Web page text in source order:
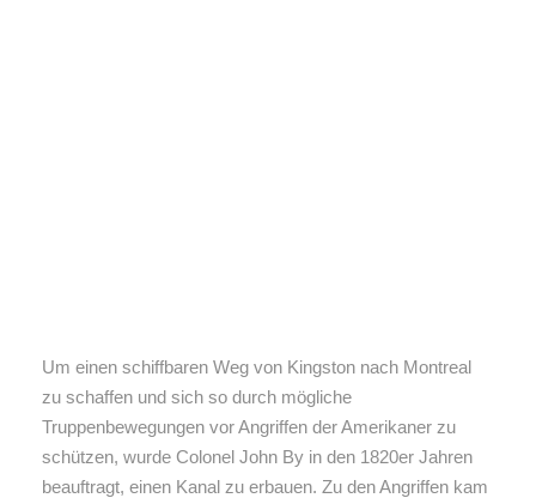
Um einen schiffbaren Weg von Kingston nach Montreal
zu schaffen und sich so durch mögliche
Truppenbewegungen vor Angriffen der Amerikaner zu
schützen, wurde Colonel John By in den 1820er Jahren
beauftragt, einen Kanal zu erbauen. Zu den Angriffen kam